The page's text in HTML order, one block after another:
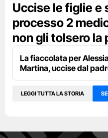
Uccise le figlie e
processo 2
non gli tolsero la
La fiaccolata per
Martina, uccise dal
LEGGI TUTTA LA STORIA